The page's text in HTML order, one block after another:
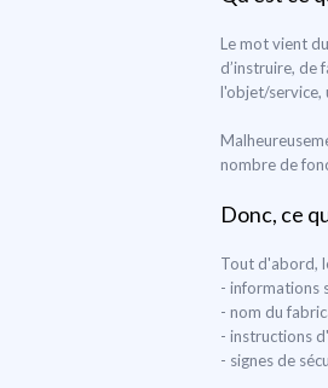
Le mot vient
d’instruire, de
l'objet/service,
nombre de
Donc, ce
Tout d'abord,
- informations
- nom du
- instructions
- signes de